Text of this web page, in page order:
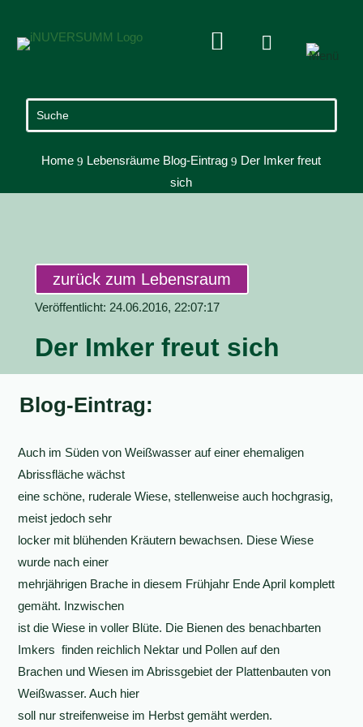
 
Home 9 Lebensräume Blog-Eintrag 9 Der Imker freut
sich
zurück zum Lebensraum
Veröffentlicht: 24.06.2016, 22:07:17
Der Imker freut sich
Blog-Eintrag:
Auch im Süden von Weißwasser auf einer ehemaligen
Abrissfläche wächst
eine schöne, ruderale Wiese, stellenweise auch hochgrasig,
meist jedoch sehr
locker mit blühenden Kräutern bewachsen. Diese Wiese
wurde nach einer
mehrjährigen Brache in diesem Frühjahr Ende April komplett
gemäht. Inzwischen
ist die Wiese in voller Blüte. Die Bienen des benachbarten
Imkers finden reichlich Nektar und Pollen auf den
Brachen und Wiesen im Abrissgebiet der Plattenbauten von
Weißwasser. Auch hier
soll nur streifenweise im Herbst gemäht werden.